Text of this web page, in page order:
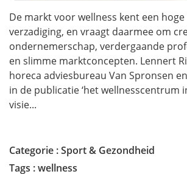
De markt voor wellness kent een
verzadiging, en vraagt daarmee om
ondernemerschap, verdergaande
en slimme marktconcepten. Lennert
horeca adviesbureau Van Spronsen
in de publicatie ‘het wellnesscentrum
visie...
Categorie :Sport & Gezondheid
Tags :wellness